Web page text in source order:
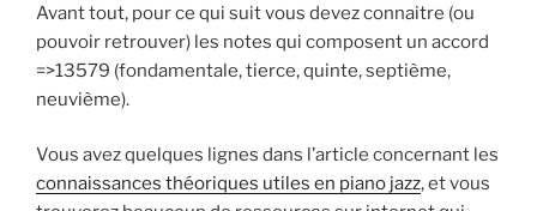
Avant tout, pour ce qui suit vous devez connaitre (ou
pouvoir retrouver) les notes qui composent un accord
=>13579 (fondamentale, tierce, quinte, septième,
neuvième).
Vous avez quelques lignes dans l’article concernant les
connaissances théoriques utiles en piano jazz, et vous